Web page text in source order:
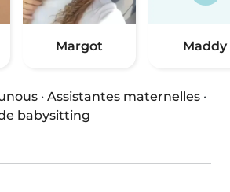
Margot Maddy
· Assistantes maternelles ·
babysitting